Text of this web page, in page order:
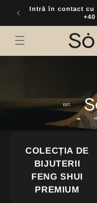
Skip to
content
Intră în contact cu
+40
COLECȚIA DE
BIJUTERII
FENG SHUI
PREMIUM